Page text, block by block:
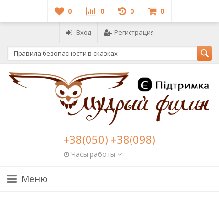
0 0 0 0
Вход Регистрация
+38(050) +38(098)
Часы работы
Меню